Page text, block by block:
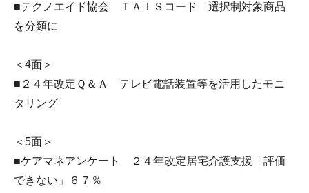
■テクノエイド協会 ＴＡＩＳコード 選択制対象商品
を分類に
＜4面＞
■２４年改定Ｑ＆Ａ テレビ電話装置等を活用したモニ
タリング
＜5面＞
■ケアマネアンケート ２４年改定居宅介護支援「評価
できない」６７％